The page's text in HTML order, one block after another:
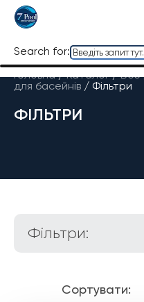
Search for:
Головна / Каталог/Все
для басейнів / Фільтри
ФІЛЬТРИ
Фільтри:
Сортувати: